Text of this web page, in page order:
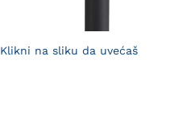
Klikni na sliku da uvećaš